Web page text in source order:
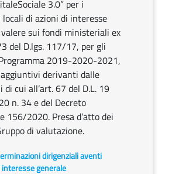
3.0” per i
di azioni di interesse
sui fondi ministeriali ex
del D.lgs. 117/17, per gli
2019-2020-2021,
derivanti dalle
di cui all’art. 67 del D.L. 19
n. 34 e del Decreto
156/2020. Presa d’atto dei
di valutazione.
dirigenziali aventi
generale